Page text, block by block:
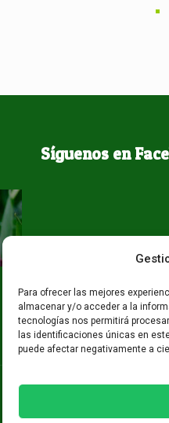
Para ofrecer las mejores
almacenar y/o acceder a la
tecnologías nos permitirá
las identificaciones únicas en
puede afectar negativamente a
Síguenos en